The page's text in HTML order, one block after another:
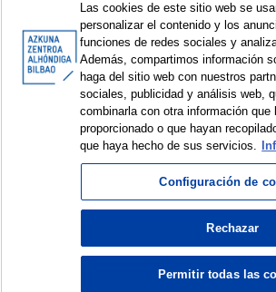
Workshop
2022
< Items sorted by: 1 to 1
© Azkuna Zentroa - Alhóndiga Bilbao
Las cookies de este sitio web se
personalizar el contenido y los
funciones de redes sociales y
Además, compartimos información
haga del sitio web con nuestros
sociales, publicidad y análisis web,
combinarla con otra información que
proporcionado o que hayan
que haya hecho de sus servicios.
Configuración de
Rechazar
Permitir todas las